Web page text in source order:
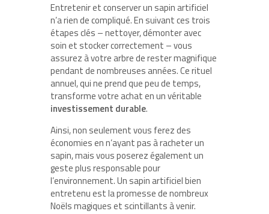
Entretenir et conserver un sapin artificiel
n’a rien de compliqué. En suivant ces trois
étapes clés – nettoyer, démonter avec
soin et stocker correctement – vous
assurez à votre arbre de rester magnifique
pendant de nombreuses années. Ce rituel
annuel, qui ne prend que peu de temps,
transforme votre achat en un véritable
investissement durable.
Ainsi, non seulement vous ferez des
économies en n’ayant pas à racheter un
sapin, mais vous poserez également un
geste plus responsable pour
l’environnement. Un sapin artificiel bien
entretenu est la promesse de nombreux
Noëls magiques et scintillants à venir.